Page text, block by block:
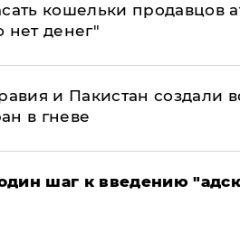
кошельки продавцов
нет денег"
и Пакистан создали
в гневе
шаг к введению